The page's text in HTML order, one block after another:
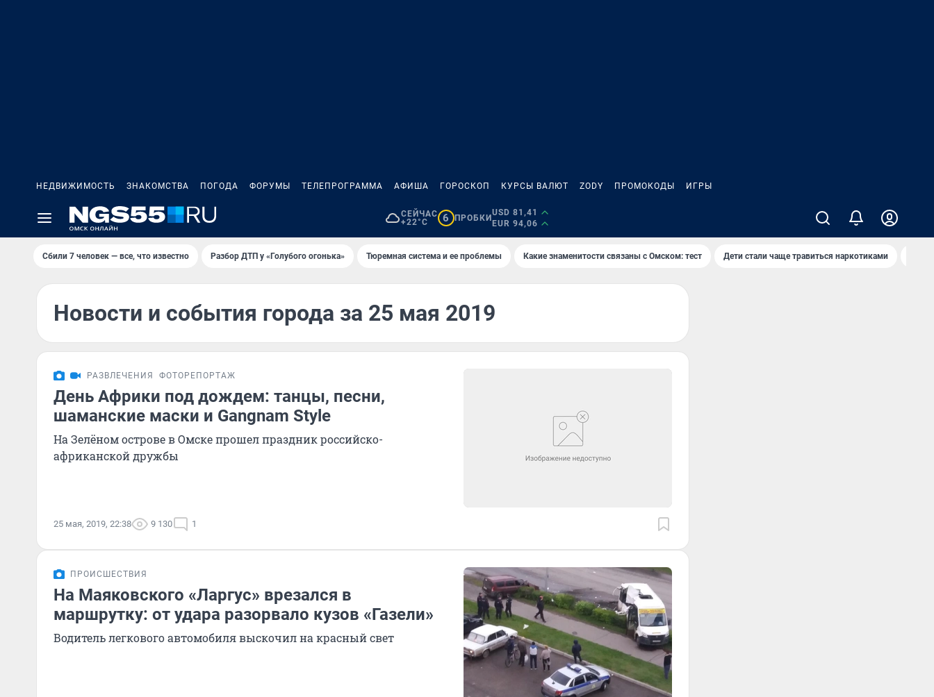
НЕДВИЖИМОСТЬ ЗНАКОМСТВА ПОГОДА ФОРУМЫ ТЕЛЕПРОГРАММА АФИША ГОРОСКОП КУРСЫ ВАЛЮТ ZODY ПРОМОКОДЫ ИГРЫ
СЕЙЧАС
+22°C
6 ПРОБКИ
USD 81,41
EUR 94,06
Сбили 7 человек — все, что известно Разбор ДТП у «Голубого огонька» Тюремная система и ее проблемы Какие знаменитости связаны с Омском: тест Дети стали чаще травиться наркотиками
Новости и события города за 25 мая 2019
РАЗВЛЕЧЕНИЯ ФОТОРЕПОРТАЖ
День Африки под дождем: танцы, песни,
шаманские маски и Gangnam Style
На Зелёном острове в Омске прошел праздник российско-
африканской дружбы
25 мая, 2019, 22:38 9 130 1
ПРОИСШЕСТВИЯ
На Маяковского «Ларгус» врезался в
маршрутку: от удара разорвало кузов «Газели»
Водитель легкового автомобиля выскочил на красный свет